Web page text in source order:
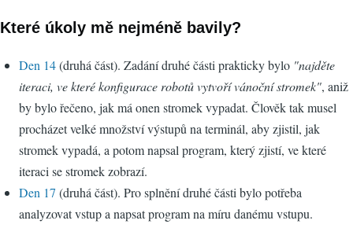
Které úkoly mě nejméně bavily?
Den 14(druhá část). Zadání druhé části prakticky bylo "najděte
iteraci, ve které konfigurace robotů vytvoří vánoční stromek", aniž
by bylo řečeno, jak má onen stromek vypadat. Člověk tak musel
procházet velké množství výstupů na terminál, aby zjistil, jak
stromek vypadá, a potom napsal program, který zjistí, ve které
iteraci se stromek zobrazí.
Den 17 (druhá část). Pro splnění druhé části bylo potřeba
analyzovat vstup a napsat program na míru danému vstupu.